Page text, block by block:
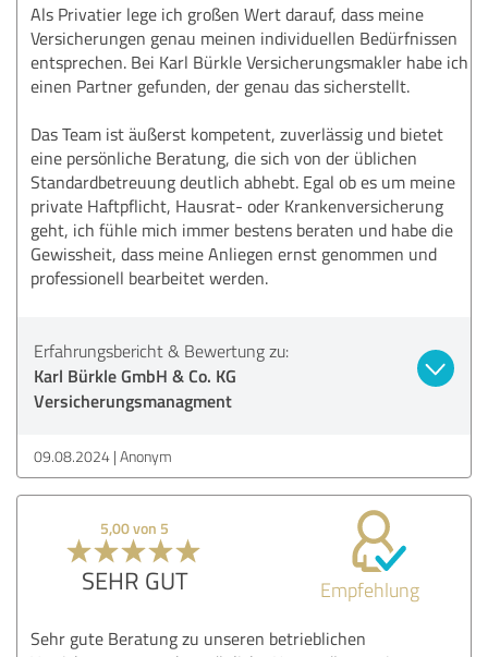
Als Privatier lege ich großen Wert darauf, dass meine
Versicherungen genau meinen individuellen Bedürfnissen
entsprechen. Bei Karl Bürkle Versicherungsmakler habe ich
einen Partner gefunden, der genau das sicherstellt.
Das Team ist äußerst kompetent, zuverlässig und bietet
eine persönliche Beratung, die sich von der üblichen
Standardbetreuung deutlich abhebt. Egal ob es um meine
private Haftpflicht, Hausrat- oder Krankenversicherung
geht, ich fühle mich immer bestens beraten und habe die
Gewissheit, dass meine Anliegen ernst genommen und
professionell bearbeitet werden.
Erfahrungsbericht & Bewertung zu:
Karl Bürkle GmbH & Co. KG
Versicherungsmanagment
09.08.2024 Anonym
5,00 von 5
SEHR GUT Empfehlung
Sehr gute Beratung zu unseren betrieblichen